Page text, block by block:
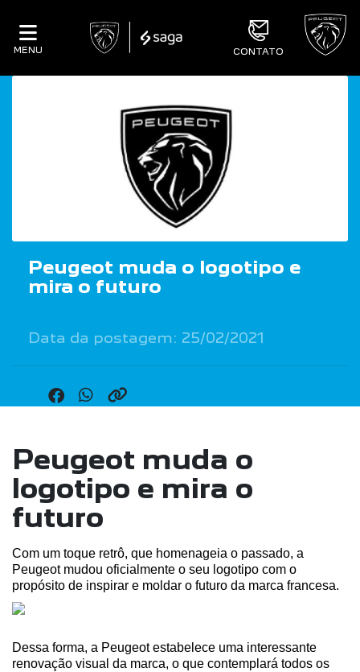
MENU CONTATO
Peugeot muda o logotipo e
mira o futuro
Data da postagem: 25/02/2021
Peugeot muda o
logotipo e mira o
futuro
Com um toque retrô, que homenageia o passado, a
Peugeot mudou oficialmente o seu logotipo com o
propósito de inspirar e moldar o futuro da marca francesa.
Dessa forma, a Peugeot estabelece uma interessante
renovação visual da marca, o que contemplará todos os